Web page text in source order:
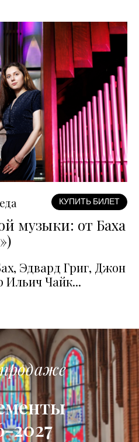
КУПИТЬ БИЛЕТ
музыки: от Баха
Эдвард Григ, Джон
Ильич Чайк...
2027